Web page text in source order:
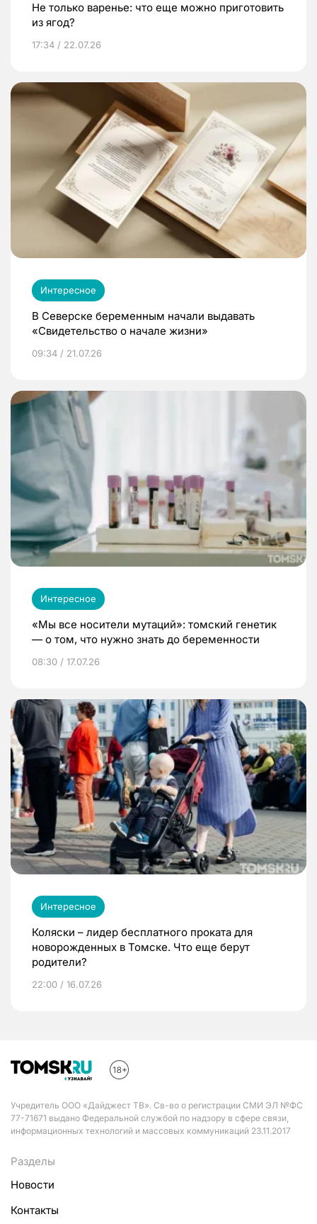
Не только варенье: что еще можно приготовить
из ягод?
17:34 / 22.07.26
Интересное
В Северске беременным начали выдавать
«Свидетельство о начале жизни»
09:34 / 21.07.26
Интересное
«Мы все носители мутаций»: томский генетик
— о том, что нужно знать до беременности
08:30 / 17.07.26
Интересное
Коляски – лидер бесплатного проката для
новорожденных в Томске. Что еще берут
родители?
22:00 / 16.07.26
Учредитель ООО «Дайджест ТВ». Св-во о регистрации СМИ ЭЛ №ФС
77-71671 выдано Федеральной службой по надзору в сфере связи,
информационных технологий и массовых коммуникаций 23.11.2017
Разделы
Новости
Контакты